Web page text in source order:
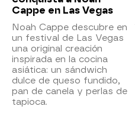
Cappe en Las Vegas
Noah Cappe descubre en
un festival de Las Vegas
una original creación
inspirada en la cocina
asiática: un sándwich
dulce de queso fundido,
pan de canela y perlas de
tapioca.